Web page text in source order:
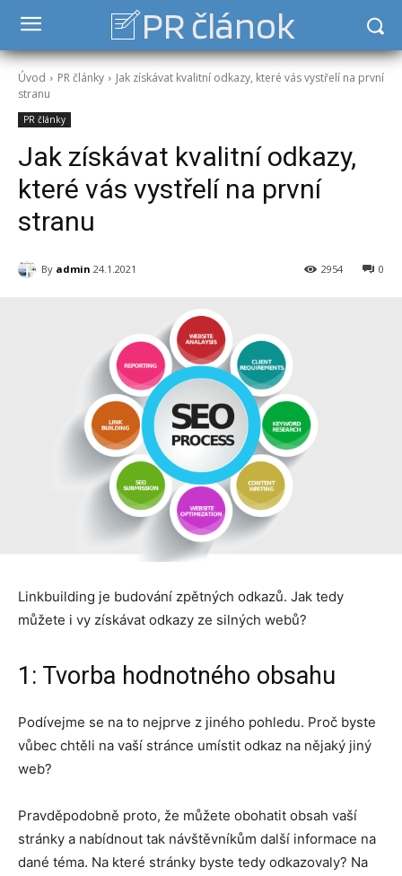
PR článok
Úvod PR články
Jak získávat kvalitní odkazy, které vás vystřelí na první
stranu
PR články
Jak získávat kvalitní odkazy,
které vás vystřelí na první
stranu
By admin 24.1.2021 0
2954
Linkbuilding je budování zpětných odkazů. Jak tedy
můžete i vy získávat odkazy ze silných webů?
1: Tvorba hodnotného obsahu
Podívejme se na to nejprve z jiného pohledu. Proč byste
vůbec chtěli na vaší stránce umístit odkaz na nějaký jiný
web?
Pravděpodobně proto, že můžete obohatit obsah vaší
stránky a nabídnout tak návštěvníkům další informace na
dané téma. Na které stránky byste tedy odkazovaly? Na